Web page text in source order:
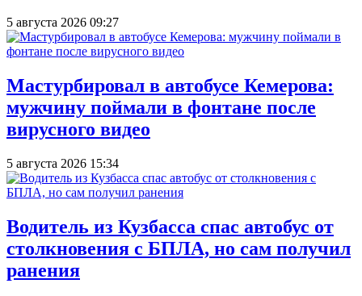
5 августа 2026 09:27
Мастурбировал в автобусе Кемерова:
мужчину поймали в фонтане после
вирусного видео
5 августа 2026 15:34
Водитель из Кузбасса спас автобус от
столкновения с БПЛА, но сам получил
ранения